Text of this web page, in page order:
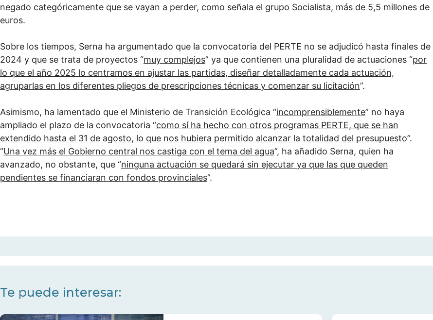
negado categóricamente que se vayan a perder, como señala el grupo Socialista, más de 5,5 millones de
euros.
Sobre los tiempos, Serna ha argumentado que la convocatoria del PERTE no se adjudicó hasta finales de
2024 y que se trata de proyectos “muy complejos” ya que contienen una pluralidad de actuaciones “por
lo que el año 2025 lo centramos en ajustar las partidas, diseñar detalladamente cada actuación,
agruparlas en los diferentes pliegos de prescripciones técnicas y comenzar su licitación”.
Asimismo, ha lamentado que el Ministerio de Transición Ecológica “incomprensiblemente” no haya
ampliado el plazo de la convocatoria “como sí ha hecho con otros programas PERTE, que se han
extendido hasta el 31 de agosto, lo que nos hubiera permitido alcanzar la totalidad del presupuesto”.
“Una vez más el Gobierno central nos castiga con el tema del agua”, ha añadido Serna, quien ha
avanzado, no obstante, que “ninguna actuación se quedará sin ejecutar ya que las que queden
pendientes se financiaran con fondos provinciales”.
Te puede interesar: